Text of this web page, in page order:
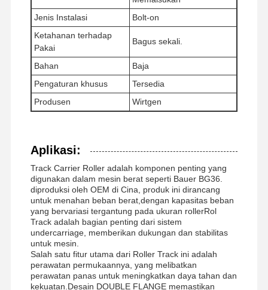
Tentang Kita
Wisata
Kontrol
Suatu
Bagian-bagian roda bawah
Lacak Roller
Rol pembawa
Pemalas Depan
Rantai Sproket
Jenis Instalasi
Bolt-on
Ketahanan terhadap
Pakai
Bagus sekali.
Bahan
Baja
Pengaturan khusus
Tersedia
Produsen
Wirtgen
Aplikasi:
Track Carrier Roller adalah komponen penting yang
digunakan dalam mesin berat seperti Bauer BG36.
diproduksi oleh OEM di Cina, produk ini dirancang
untuk menahan beban berat,dengan kapasitas beban
yang bervariasi tergantung pada ukuran rollerRol
Track adalah bagian penting dari sistem
undercarriage, memberikan dukungan dan stabilitas
untuk mesin.
Salah satu fitur utama dari Roller Track ini adalah
perawatan permukaannya, yang melibatkan
perawatan panas untuk meningkatkan daya tahan dan
kekuatan.Desain DOUBLE FLANGE memastikan